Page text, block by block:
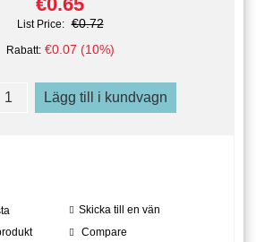
List Price: €0.72
Rabatt: €0.07 (10%)
Skicka till en vän
Compare